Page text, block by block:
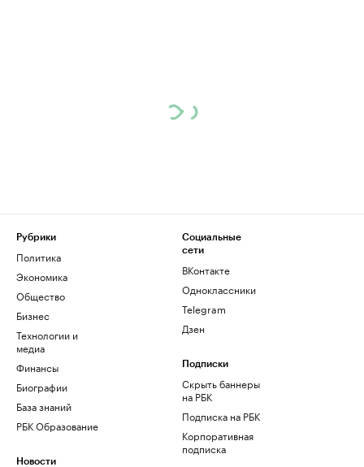
Рубрики
Политика
Экономика
Общество
Бизнес
Технологии и
медиа
Финансы
Биографии
База знаний
РБК Образование
Новости
Социальные
сети
ВКонтакте
Одноклассники
Telegram
Дзен
Подписки
Скрыть баннеры
на РБК
Подписка на РБК
Корпоративная
подписка